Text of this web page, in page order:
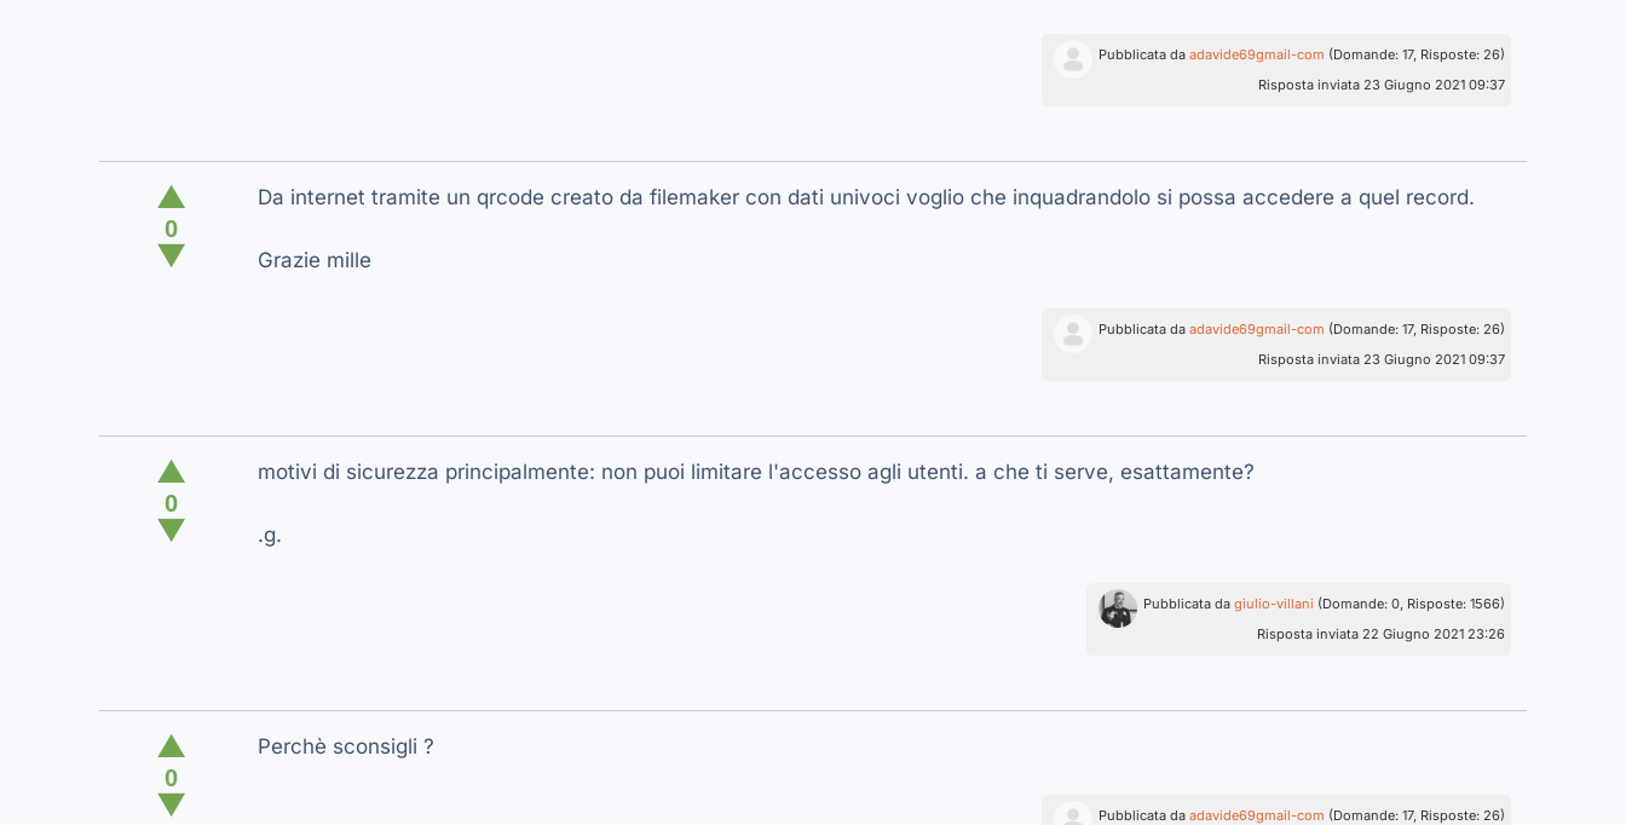
Pubblicata da adavide69gmail-com (Domande: 17, Risposte: 26)
Risposta inviata 23 Giugno 2021 09:37
▲
0
▼
Da internet tramite un qrcode creato da filemaker con dati univoci voglio che inquadrandolo si possa accedere a quel record.
Grazie mille
Pubblicata da adavide69gmail-com (Domande: 17, Risposte: 26)
Risposta inviata 23 Giugno 2021 09:37
▲
0
▼
motivi di sicurezza principalmente: non puoi limitare l'accesso agli utenti. a che ti serve, esattamente?
.g.
Pubblicata da giulio-villani (Domande: 0, Risposte: 1566)
Risposta inviata 22 Giugno 2021 23:26
▲
0
▼
Perchè sconsigli ?
Pubblicata da adavide69gmail-com (Domande: 17, Risposte: 26)